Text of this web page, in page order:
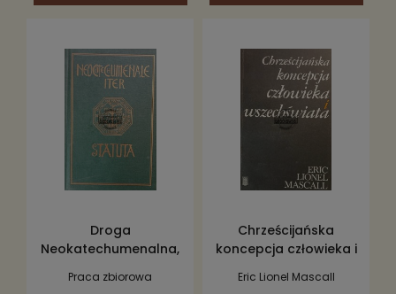
Droga
Neokatechumenalna,
Praca zbiorowa
Chrześcijańska
koncepcja człowieka i
Eric Lionel Mascall